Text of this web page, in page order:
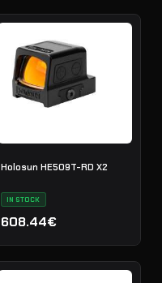
Holosun HE509T-RD X2
IN STOCK
608.44€